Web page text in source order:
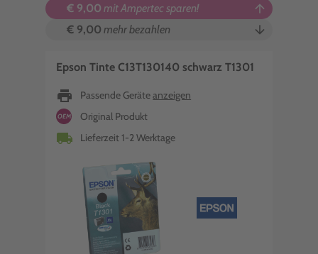
€ 9,00 mit Ampertec sparen! arrow_upward
€ 9,00 mehr bezahlen arrow_downward
Epson Tinte C13T130140 schwarz T1301
print Passende Geräteanzeigen
OEM Original Produkt
local_shipping Lieferzeit 1-2 Werktage